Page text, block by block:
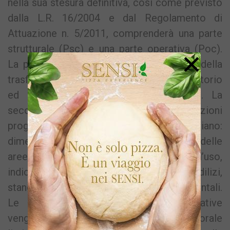
nella sua stesura definitiva, così come previsto
dalla L.R. 16/2004 e dal Regolamento di
Attuazione n. 5/2011, comprenderà una parte
strutturale (Psc) e una parte operativa (Poc).
La prima definisce le linee fondamentali della
trasformazione a lungo termine del territorio
ed è efficace a tempo indeterminato. La
seconda definisce le disposizioni
programmatiche/operative del piano:
dimensionamento del piano, disciplina delle
aree con l’indicazione delle destinazioni d’uso,
indici fondiari e territoriali, parametri edilizi,
standard urbanistici, residenziali ed ambientali.
Le disposizioni programmatiche/operative
vengono collocate in un arco temporale
×